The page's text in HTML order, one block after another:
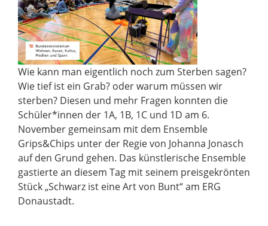
Wie kann man eigentlich noch zum Sterben sagen?
Wie tief ist ein Grab? oder warum müssen wir
sterben? Diesen und mehr Fragen konnten die
Schüler*innen der 1A, 1B, 1C und 1D am 6.
November gemeinsam mit dem Ensemble
Grips&Chips unter der Regie von Johanna Jonasch
auf den Grund gehen. Das künstlerische Ensemble
gastierte an diesem Tag mit seinem preisgekrönten
Stück „Schwarz ist eine Art von Bunt“ am ERG
Donaustadt.